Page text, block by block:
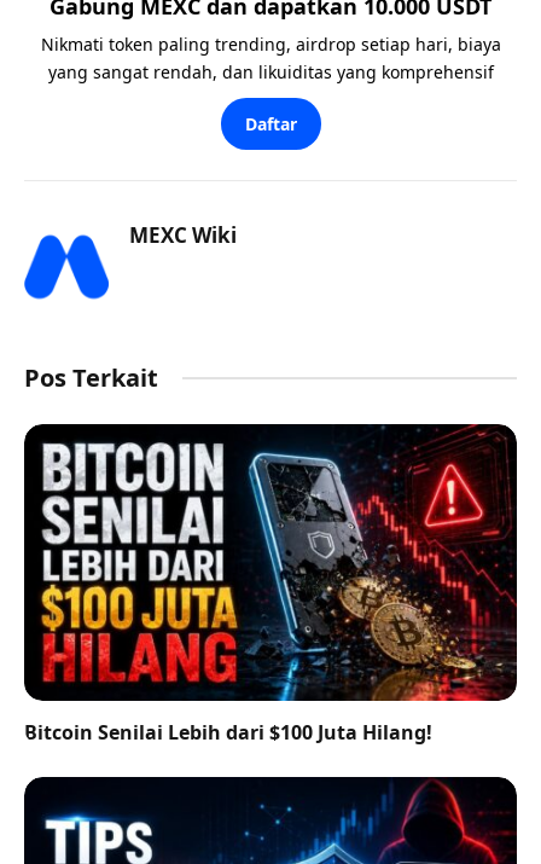
Nikmati token paling trending, airdrop setiap hari, biaya
yang sangat rendah, dan likuiditas yang komprehensif
Daftar
MEXC Wiki
Pos Terkait
Bitcoin Senilai Lebih dari $100 Juta Hilang!